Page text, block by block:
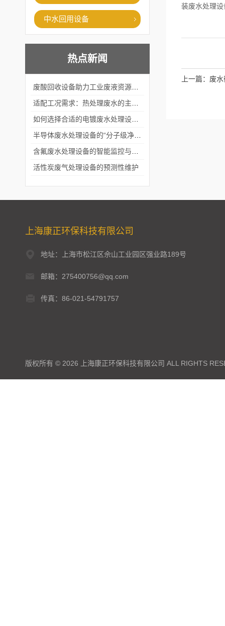
中水回用设备
热点新闻
活性炭废气处理设备的预测性维护
装废水处理
上一篇： 废
上海康正环保科技有限公司
地址：上海市松江区佘山工业园区强业路189号
邮箱：275400756@qq.com
传真：86-021-54791757
版权所有 © 2026 上海康正环保科技有限公司 ALL RIGHTS